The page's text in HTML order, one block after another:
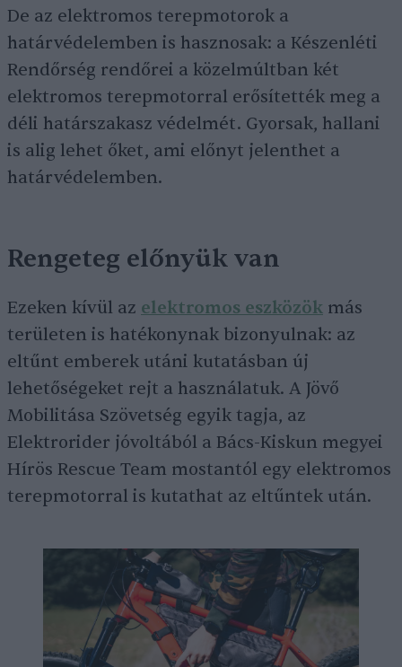
De az elektromos terepmotorok a
határvédelemben is hasznosak: a Készenléti
Rendőrség rendőrei a közelmúltban két
elektromos terepmotorral erősítették meg a
déli határszakasz védelmét. Gyorsak, hallani
is alig lehet őket, ami előnyt jelenthet a
határvédelemben.
Rengeteg előnyük van
Ezeken kívül az elektromos eszközök más
területen is hatékonynak bizonyulnak: az
eltűnt emberek utáni kutatásban új
lehetőségeket rejt a használatuk. A Jövő
Mobilitása Szövetség egyik tagja, az
Elektrorider jóvoltából a Bács-Kiskun megyei
Hírös Rescue Team mostantól egy elektromos
terepmotorral is kutathat az eltűntek után.